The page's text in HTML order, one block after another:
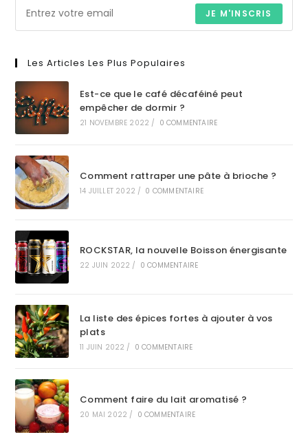
JE M'INSCRIS
Les Articles Les Plus Populaires
Est-ce que le café décaféiné peut
empêcher de dormir ?
21 NOVEMBRE 2022 / 0 COMMENTAIRE
Comment rattraper une pâte à brioche ?
14 JUILLET 2022 / 0 COMMENTAIRE
ROCKSTAR, la nouvelle Boisson énergisante
22 JUIN 2022 / 0 COMMENTAIRE
La liste des épices fortes à ajouter à vos
plats
11 JUIN 2022 / 0 COMMENTAIRE
Comment faire du lait aromatisé ?
20 MAI 2022 / 0 COMMENTAIRE